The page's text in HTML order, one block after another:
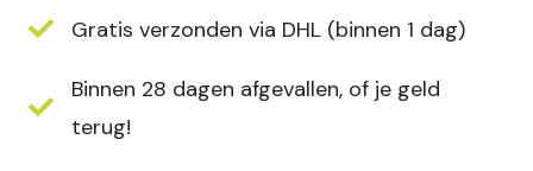
Gratis verzonden via DHL (binnen 1 dag)
Binnen 28 dagen afgevallen, of je geld
terug!